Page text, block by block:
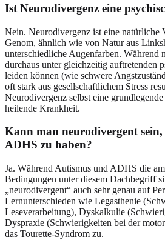
Ist Neurodivergenz eine
Nein. Neurodivergenz ist eine natürliche
Genom, ähnlich wie von Natur aus
unterschiedliche Augenfarben. Während
durchaus unter gleichzeitig auftretenden
leiden können (wie schwere
oft stark aus gesellschaftlichem Stress
Neurodivergenz selbst eine
heilende Krankheit.
Kann man neurodivergent
ADHS zu haben?
Ja. Während Autismus und ADHS die
Bedingungen unter diesem Dachbegriff
„neurodivergent“ auch sehr genau auf
Lernunterschieden wie Legasthenie
Leseverarbeitung), Dyskalkulie
Dyspraxie (Schwierigkeiten bei der
das Tourette-Syndrom zu.